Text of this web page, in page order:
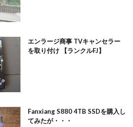
エンラージ商事 TVキャンセラー
を取り付け 【ランクルFJ】
Fanxiang S880 4TB SSDを購入し
てみたが・・・